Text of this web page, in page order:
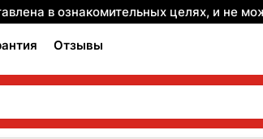
в ознакомительных целях, и не
Отзывы